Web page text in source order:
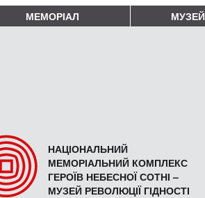
МЕМОРІАЛ МУЗЕЙ
НАЦІОНАЛЬНИЙ
МЕМОРІАЛЬНИЙ КОМПЛЕКС
ГЕРОЇВ НЕБЕСНОЇ СОТНІ –
МУЗЕЙ РЕВОЛЮЦІЇ ГІДНОСТІ